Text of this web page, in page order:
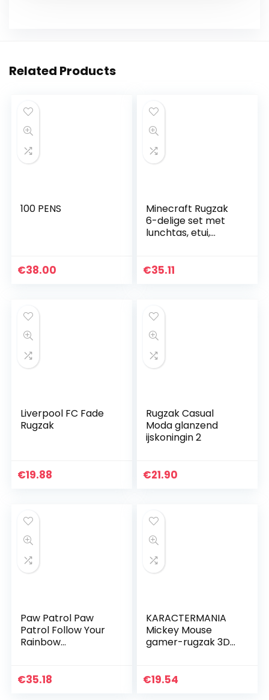
Related Products
100 PENS
€38.00
Minecraft Rugzak
6-delige set met
lunchtas, etui,
handdesinfectierfle
€35.11
Liverpool FC Fade
Rugzak
€19.88
Rugzak Casual
Moda glanzend
ijskoningin 2
€21.90
Paw Patrol Paw
Patrol Follow Your
Rainbow
Violeta, 27x33x11
€35.18
KARACTERMANIA
Mickey Mouse
gamer-rugzak 3D
€19.54